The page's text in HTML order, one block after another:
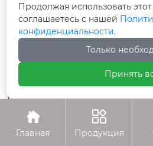
безопасности.
В чем разница между
и 0.2S?
Класс 0.5 обеспечивает
не более 0.5% в рабочем
является более высоким и
измерений даже при очень
1% номинального тока), что

Главная

Продукция
Продолжая использовать этот
соглашаетесь с нашей
конфиденциальности.
Только
Принять